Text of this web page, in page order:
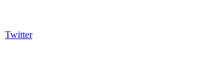
Twitter